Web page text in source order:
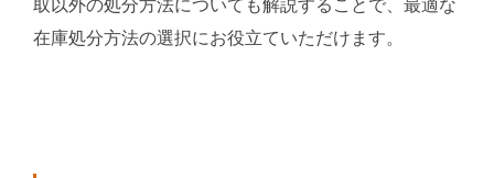
取以外の処分方法についても解説することで、最適な
在庫処分方法の選択にお役立ていただけます。